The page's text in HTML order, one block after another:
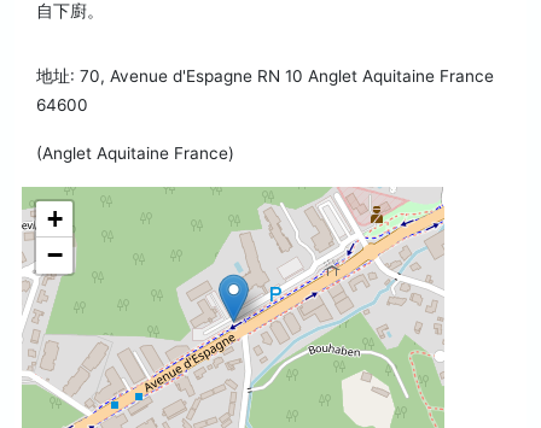
自下廚。
地址: 70, Avenue d'Espagne RN 10 Anglet Aquitaine France
64600
(Anglet Aquitaine France)
+
−